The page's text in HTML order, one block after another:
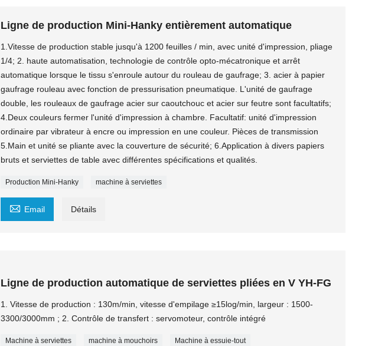
Ligne de production Mini-Hanky ​​entièrement automatique
1.Vitesse de production stable jusqu'à 1200 feuilles / min, avec unité d'impression, pliage
1/4; 2. haute automatisation, technologie de contrôle opto-mécatronique et arrêt
automatique lorsque le tissu s'enroule autour du rouleau de gaufrage; 3. acier à papier
gaufrage rouleau avec fonction de pressurisation pneumatique. L'unité de gaufrage
double, les rouleaux de gaufrage acier sur caoutchouc et acier sur feutre sont facultatifs;
4.Deux couleurs fermer l'unité d'impression à chambre. Facultatif: unité d'impression
ordinaire par vibrateur à encre ou impression en une couleur. Pièces de transmission
5.Main et unité se pliante avec la couverture de sécurité; 6.Application à divers papiers
bruts et serviettes de table avec différentes spécifications et qualités.
Production Mini-Hanky machine à serviettes
 Email Détails
Ligne de production automatique de serviettes pliées en V YH-FG
1. Vitesse de production : 130m/min, vitesse d'empilage ≥15log/min, largeur : 1500-
3300/3000mm ; 2. Contrôle de transfert : servomoteur, contrôle intégré
Machine à serviettes machine à mouchoirs Machine à essuie-tout